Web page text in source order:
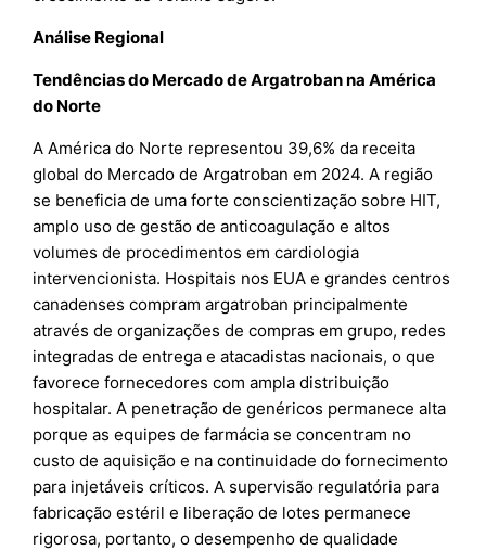
Análise Regional
Tendências do Mercado de Argatroban na América
do Norte
A América do Norte representou 39,6% da receita
global do Mercado de Argatroban em 2024. A região
se beneficia de uma forte conscientização sobre HIT,
amplo uso de gestão de anticoagulação e altos
volumes de procedimentos em cardiologia
intervencionista. Hospitais nos EUA e grandes centros
canadenses compram argatroban principalmente
através de organizações de compras em grupo, redes
integradas de entrega e atacadistas nacionais, o que
favorece fornecedores com ampla distribuição
hospitalar. A penetração de genéricos permanece alta
porque as equipes de farmácia se concentram no
custo de aquisição e na continuidade do fornecimento
para injetáveis críticos. A supervisão regulatória para
fabricação estéril e liberação de lotes permanece
rigorosa, portanto, o desempenho de qualidade